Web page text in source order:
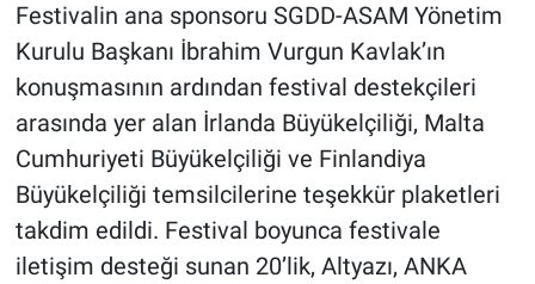
Festivalin ana sponsoru SGDD-ASAM Yönetim
Kurulu Başkanı İbrahim Vurgun Kavlak’ın
konuşmasının ardından festival destekçileri
arasında yer alan İrlanda Büyükelçiliği, Malta
Cumhuriyeti Büyükelçiliği ve Finlandiya
Büyükelçiliği temsilcilerine teşekkür plaketleri
takdim edildi. Festival boyunca festivale
iletişim desteği sunan 20’lik, Altyazı, ANKA
Programlar
Sağlık
Spor
Teknoloji